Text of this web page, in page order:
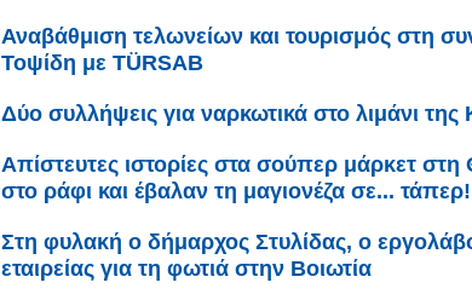
Αναβάθμιση τελωνείων και τουρισμός στη
Τοψίδη με TÜRSAB
Δύο συλλήψεις για ναρκωτικά στο λιμάνι
Απίστευτες ιστορίες στα σούπερ μάρκετ
στο ράφι και έβαλαν τη μαγιονέζα σε... τάπερ!
Στη φυλακή ο δήμαρχος Στυλίδας, ο
εταιρείας για τη φωτιά στην Βοιωτία